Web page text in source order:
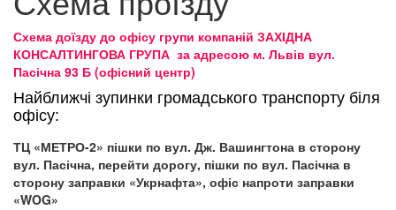
Схема доїзду до офісу групи компаній ЗАХІДНА
КОНСАЛТИНГОВА ГРУПА за адресою м. Львів вул.
Пасічна 93 Б (офісний центр)
Найближчі зупинки громадського транспорту біля
офісу:
ТЦ «МЕТРО-2» пішки по вул. Дж. Вашингтона в сторону
вул. Пасічна, перейти дорогу, пішки по вул. Пасічна в
сторону заправки «Укрнафта», офіс напроти заправки
«WOG»